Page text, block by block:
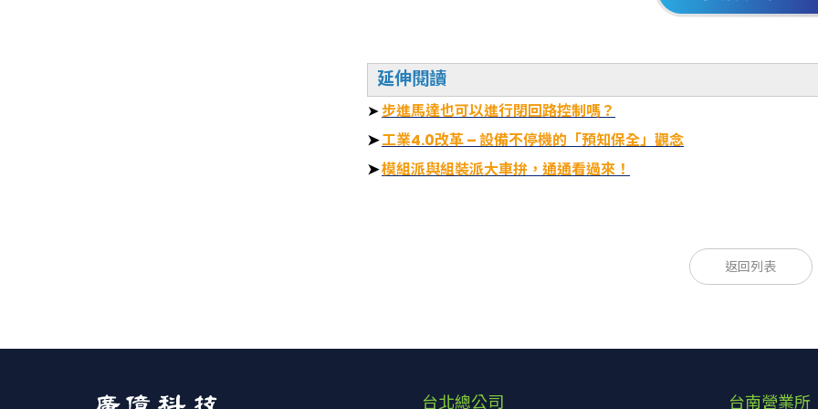
延伸閱讀
➤步進馬達也可以進行閉回路控制嗎？
➤工業4.0改革 – 設備不停機的「預知保全」觀念
➤模組派與組裝派大車拚，通通看過來！
▎電動滑台
返回列表
台北總公司 台南營業所